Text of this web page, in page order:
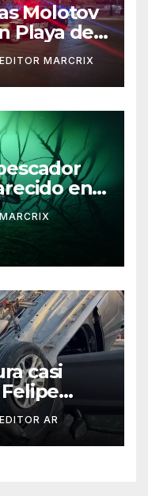
Molotov
Playa del
EDITOR MARCRIX
en
MARCRIX
casi
EDITOR AR